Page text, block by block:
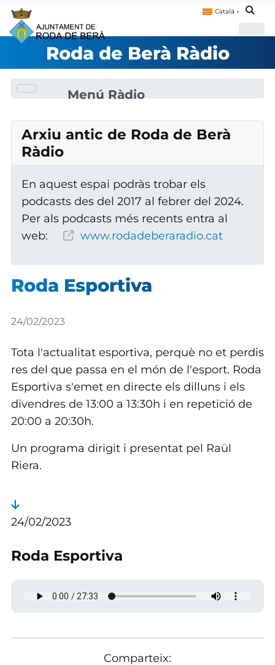
Català ▼
Roda de Berà Ràdio
Menú Ràdio
Arxiu antic de Roda de Berà
Ràdio
En aquest espai podràs trobar els
podcasts des del 2017 al febrer del 2024.
Per als podcasts més recents entra al
web:
www.rodadeberaradio.cat
Roda Esportiva
Detalls
24/02/2023
Tota l'actualitat esportiva, perquè no et perdis
res del que passa en el món de l'esport. Roda
Esportiva s'emet en directe els dilluns i els
divendres de 13:00 a 13:30h i en repetició de
20:00 a 20:30h.
Un programa dirigit i presentat pel Raül
Riera.
24/02/2023
Roda Esportiva
Comparteix: